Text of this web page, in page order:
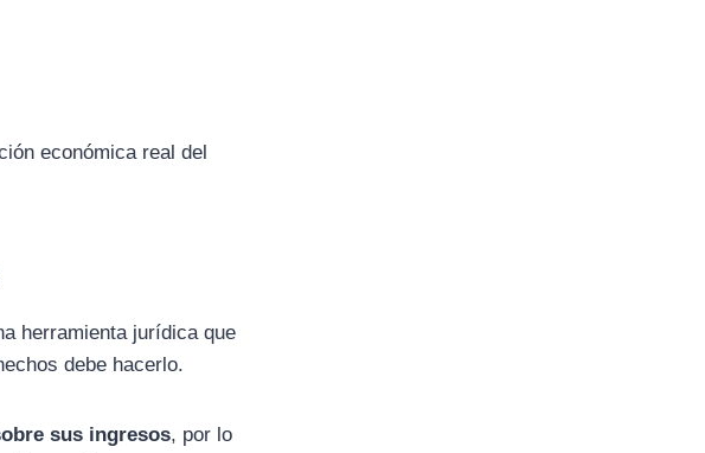
económica realdel
herramienta jurídicaque
debe hacerlo.
sus ingresos, por lo